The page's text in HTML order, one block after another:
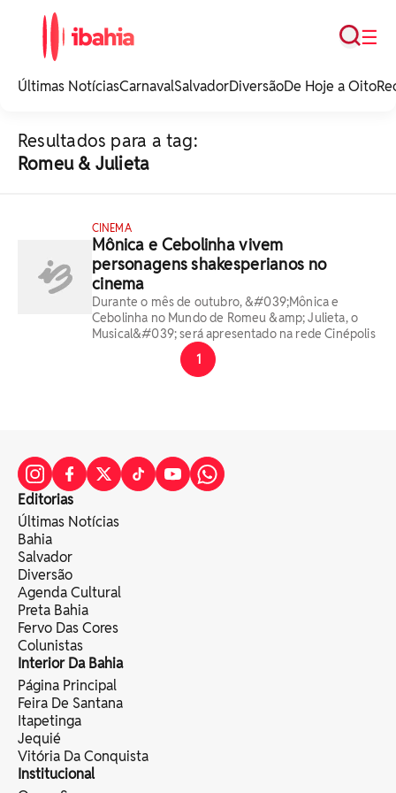
noticias e
☰
Busca
Últimas NotíciasCarnavalSalvadorDiversãoDe Hoje a Oito
Resultados para a tag:
Romeu & Julieta
CINEMA
Mônica e Cebolinha vivem
personagens shakesperianos no
cinema
Durante o mês de outubro, &#039;Mônica e
Cebolinha no Mundo de Romeu &amp; Julieta, o
Musical&#039; será apresentado na rede Cinépolis
1
Editorias
Últimas Notícias
Bahia
Salvador
Diversão
Agenda Cultural
Preta Bahia
Fervo Das Cores
Colunistas
Interior Da Bahia
Página Principal
Feira De Santana
Itapetinga
Jequié
Vitória Da Conquista
Institucional